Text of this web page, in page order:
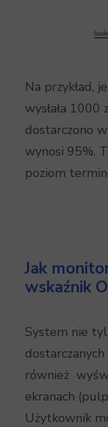
Na przykład,
wysłała 1000
dostarczono
wynosi 95%.
poziom
Jak
wskaźnik
System nie
również
ekranach
Użytkownik